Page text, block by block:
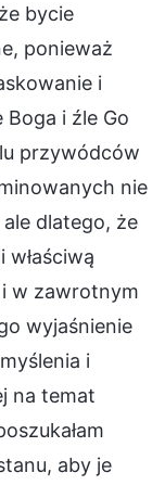
bycie
ponieważ
i
i źle Go
przywódców
nie
dlatego, że
w zawrotnym
wyjaśnienie
i
na temat
aby je